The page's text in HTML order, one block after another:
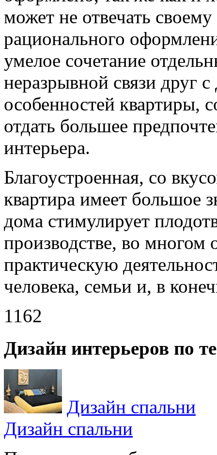
может не отвечать
рационального
умелое сочетание
неразрывной связи друг
особенностей квартиры,
отдать большее
интерьера.
Благоустроенная, со
квартира имеет большое
дома стимулирует
производстве, во многом
практическую
человека, семьи и, в
1162
Дизайн интерьеров по
Дизайн спальни
Дизайн спальни